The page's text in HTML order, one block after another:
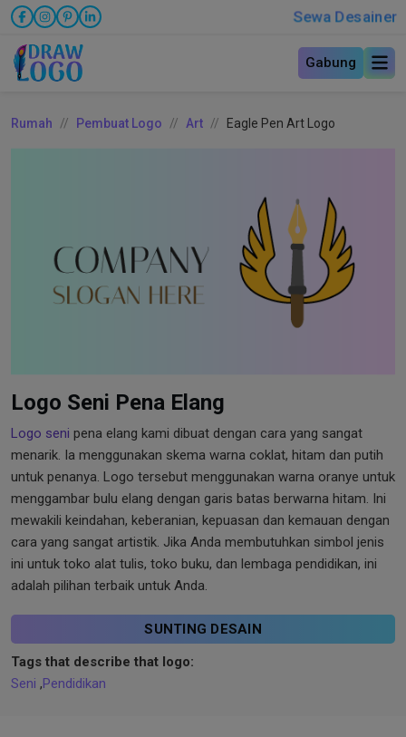
Sewa Desainer
Gabung
Rumah Pembuat Logo Art Eagle Pen Art Logo
Logo Seni Pena Elang
Logo seni pena elang kami dibuat dengan cara yang sangat
menarik. Ia menggunakan skema warna coklat, hitam dan putih
untuk penanya. Logo tersebut menggunakan warna oranye untuk
menggambar bulu elang dengan garis batas berwarna hitam. Ini
mewakili keindahan, keberanian, kepuasan dan kemauan dengan
cara yang sangat artistik. Jika Anda membutuhkan simbol jenis
ini untuk toko alat tulis, toko buku, dan lembaga pendidikan, ini
adalah pilihan terbaik untuk Anda.
SUNTING DESAIN
Tags that describe that logo:
Seni ,Pendidikan